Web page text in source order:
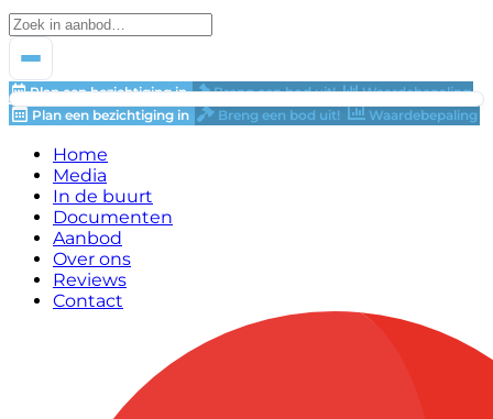
Plan een bezichtiging in Breng een bod uit!
Waardebepaling
Plan een bezichtiging in
Breng een bod uit! Waardebepaling
Home
Media
In de buurt
Documenten
Aanbod
Over ons
Reviews
Contact